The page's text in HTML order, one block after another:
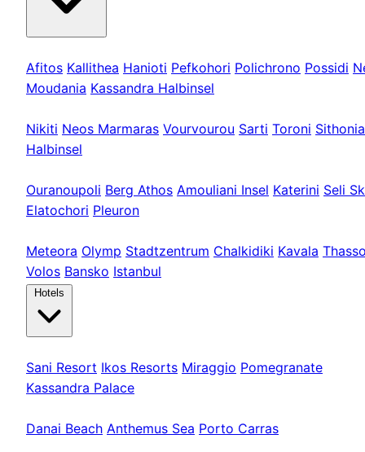
Afitos Kallithea Hanioti Pefkohori Polichrono Possidi
Moudania Kassandra Halbinsel
Nikiti Neos Marmaras Vourvourou Sarti Toroni Sithonia
Halbinsel
Ouranoupoli Berg Athos Amouliani Insel Katerini Seli
Elatochori Pleuron
Meteora Olymp Stadtzentrum Chalkidiki Kavala
Volos Bansko Istanbul
Hotels
Sani Resort Ikos Resorts Miraggio Pomegranate
Kassandra Palace
Danai Beach Anthemus Sea Porto Carras